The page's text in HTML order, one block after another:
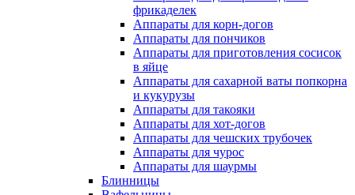
фрикаделек
Аппараты для корн-догов
Аппараты для пончиков
Аппараты для приготовления сосисок
в яйце
Аппараты для сахарной ваты попкорна
и кукурузы
Аппараты для такояки
Аппараты для хот-догов
Аппараты для чешских трубочек
Аппараты для чурос
Аппараты для шаурмы
Блинницы